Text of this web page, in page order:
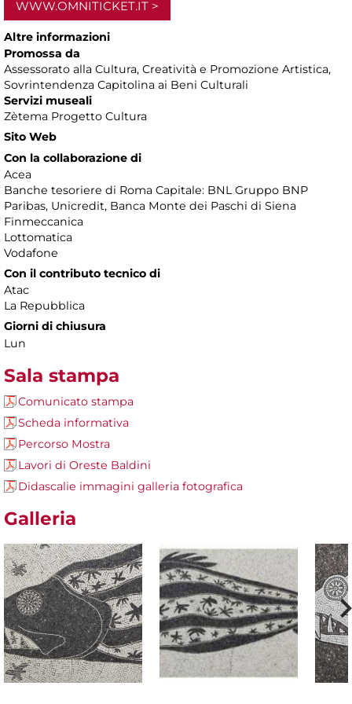
WWW.OMNITICKET.IT
Altre informazioni
Promossa da
Assessorato alla Cultura, Creatività e Promozione Artistica,
Sovrintendenza Capitolina ai Beni Culturali
Servizi museali
Zètema Progetto Cultura
Sito Web
Con la collaborazione di
Acea
Banche tesoriere di Roma Capitale: BNL Gruppo BNP
Paribas, Unicredit, Banca Monte dei Paschi di Siena
Finmeccanica
Lottomatica
Vodafone
Con il contributo tecnico di
Atac
La Repubblica
Giorni di chiusura
Lun
Sala stampa
Comunicato stampa
Scheda informativa
Percorso Mostra
Lavori di Oreste Baldini
Didascalie immagini galleria fotografica
Galleria